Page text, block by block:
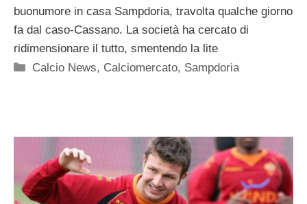
buonumore in casa Sampdoria, travolta qualche giorno
fa dal caso-Cassano. La società ha cercato di
ridimensionare il tutto, smentendo la lite
Categorie
Calcio News, Calciomercato, Sampdoria